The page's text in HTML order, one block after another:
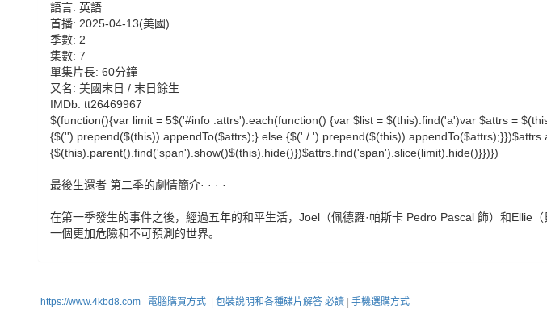
語言: 英語
首播: 2025-04-13(美國)
季數: 2
集數: 7
單集片長: 60分鐘
又名: 美國末日 / 末日餘生
IMDb: tt26469967
$(function(){var limit = 5$('#info .attrs').each(function() {var $list = $(this).find('a')var $attrs =
{$('').prepend($(this)).appendTo($attrs);} else {$(' /
{$(this).parent().find('span').show()$(this).hide()})$attrs.find('span').slice(limit).hide()}})})
最後生還者 第二季的劇情簡介· · · ·
在第一季發生的事件之後，經過五年的和平生活，Joel（佩德羅·帕斯卡 Pedro Pascal 飾）和Ellie
一個更加危險和不可預測的世界。
https://www.4kbd8.com 電腦購買方式 包裝說明和各種碟片解答 必讀 手機選購方式